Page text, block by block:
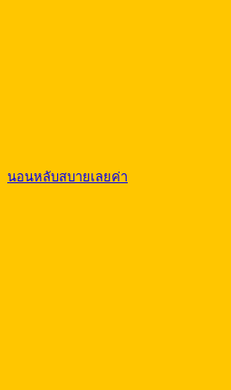
นอนหลับสบายเลยค่า